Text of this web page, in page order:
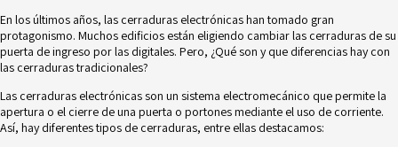
En los últimos años, las cerraduras electrónicas han tomado gran
protagonismo. Muchos edificios están eligiendo cambiar las cerraduras de su
puerta de ingreso por las digitales. Pero, ¿Qué son y que diferencias hay con
las cerraduras tradicionales?
Las cerraduras electrónicas son un sistema electromecánico que permite la
apertura o el cierre de una puerta o portones mediante el uso de corriente.
Así, hay diferentes tipos de cerraduras, entre ellas destacamos: